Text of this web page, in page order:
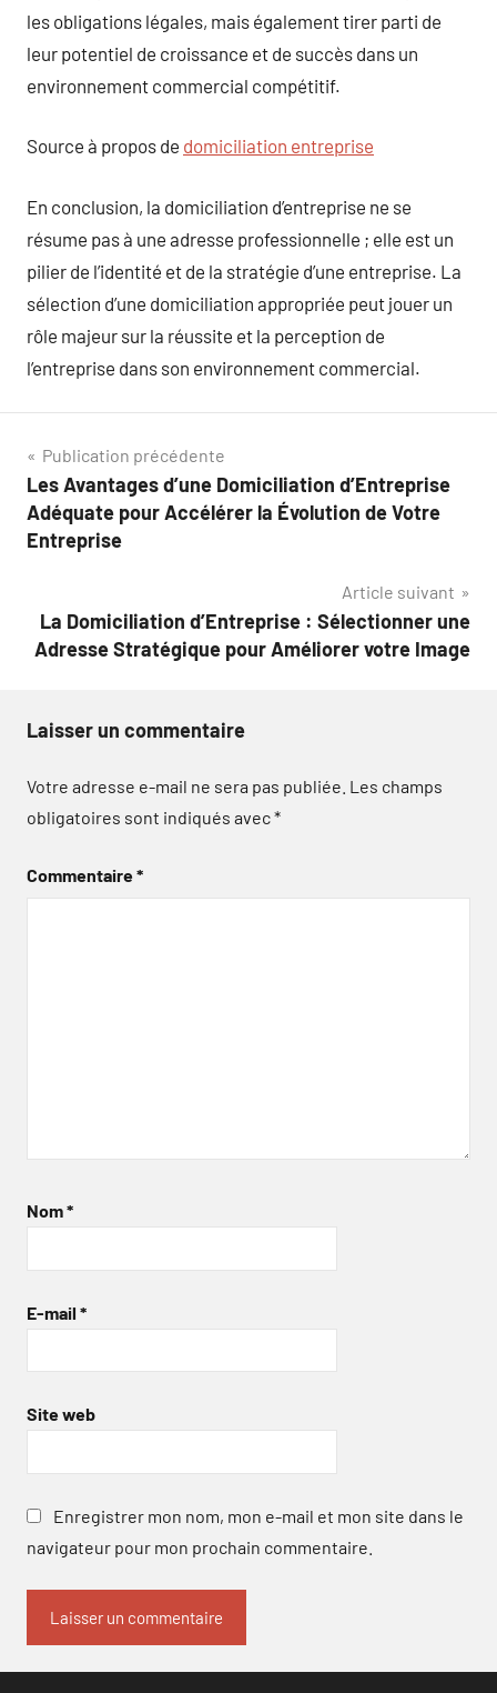
les obligations légales, mais également tirer parti de
leur potentiel de croissance et de succès dans un
environnement commercial compétitif.
Source à propos de domiciliation entreprise
En conclusion, la domiciliation d’entreprise ne se
résume pas à une adresse professionnelle ; elle est un
pilier de l’identité et de la stratégie d’une entreprise. La
sélection d’une domiciliation appropriée peut jouer un
rôle majeur sur la réussite et la perception de
l’entreprise dans son environnement commercial.
Navigation
de
l’article
Publication précédente
Les Avantages d’une Domiciliation d’Entreprise
Adéquate pour Accélérer la Évolution de Votre
Entreprise
Article suivant
La Domiciliation d’Entreprise : Sélectionner une
Adresse Stratégique pour Améliorer votre Image
Laisser un commentaire
Votre adresse e-mail ne sera pas publiée. Les champs
obligatoires sont indiqués avec*
Commentaire*
Nom*
E-mail *
Site web
Enregistrer mon nom, mon e-mail et mon site dans le
navigateur pour mon prochain commentaire.